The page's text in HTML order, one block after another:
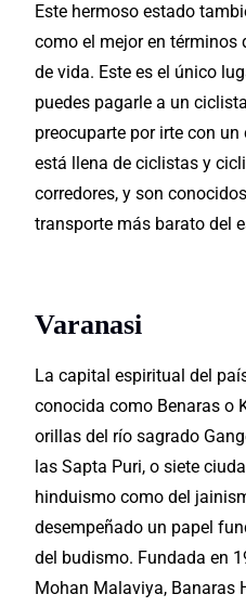
Este hermoso estado
como el mejor en términos
de vida. Este es el único
puedes pagarle a un
preocuparte por irte con
está llena de ciclistas y
corredores, y son
transporte más barato del
Varanasi
La capital espiritual del
conocida como Benaras o
orillas del río sagrado
las Sapta Puri, o siete
hinduismo como del
desempeñado un papel
del budismo. Fundada en
Mohan Malaviya, Banaras